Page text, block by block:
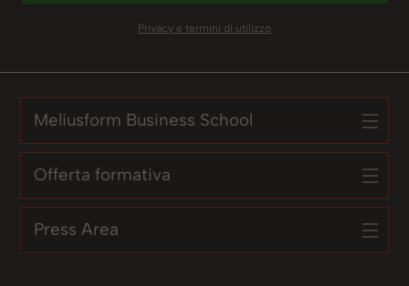
Privacy e termini di utilizzo
Meliusform Business School
Offerta formativa
Press Area